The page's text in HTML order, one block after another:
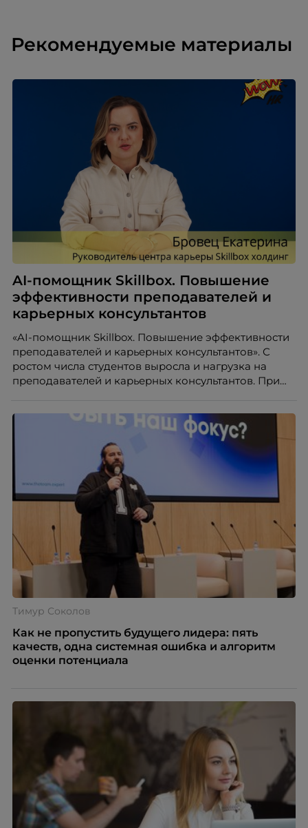
Рекомендуемые материалы
AI-помощник Skillbox. Повышение
эффективности преподавателей и
карьерных консультантов
«AI-помощник Skillbox. Повышение эффективности
преподавателей и карьерных консультантов». С
ростом числа студентов выросла и нагрузка на
преподавателей и карьерных консультантов. При
повысить эффективность сотрудников, ускорить
процессы, сохранить качество поддержки и
масштабироваться без роста команды. Так и
появился AI-помощник, встроенный в платформу
Skillbox.
Тимур Соколов
Как не пропустить будущего лидера: пять
качеств, одна системная ошибка и алгоритм
оценки потенциала